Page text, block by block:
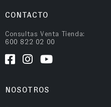
CONTACTO
Consultas Venta Tienda:
600 822 02 00
NOSOTROS